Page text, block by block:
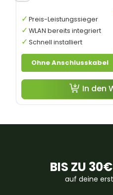
Ohne Anschlusskabel
Preis-Leistungssieger
WLAN bereits integriert
Schnell installiert
In den
BIS ZU
auf deine